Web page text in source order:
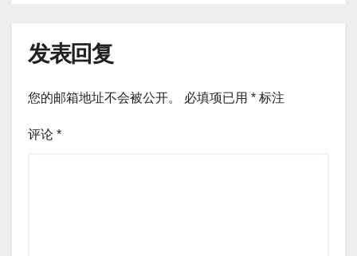
发表回复
您的邮箱地址不会被公开。 必填项已用 * 标注
评论 *